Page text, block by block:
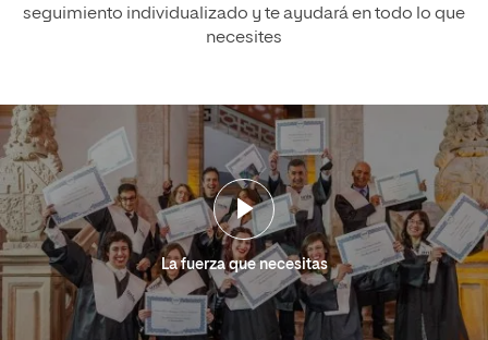
seguimiento individualizado y te ayudará en todo lo que
necesites
La fuerza que necesitas